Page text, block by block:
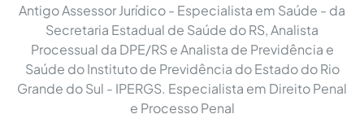
Antigo Assessor Jurídico - Especialista em Saúde - da
Secretaria Estadual de Saúde do RS, Analista
Processual da DPE/RS e Analista de Previdência e
Saúde do Instituto de Previdência do Estado do Rio
Grande do Sul - IPERGS. Especialista em Direito Penal
e Processo Penal